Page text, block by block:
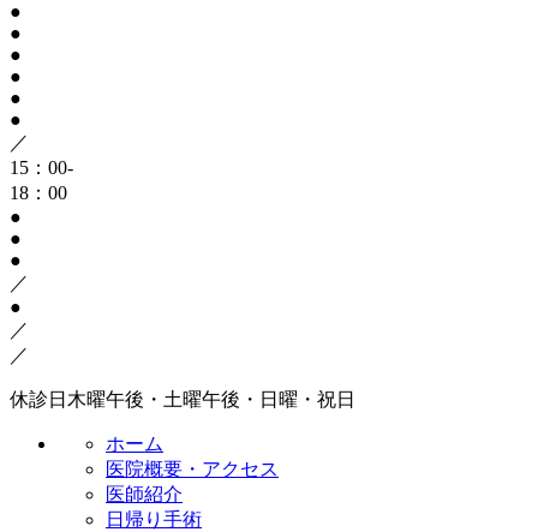
●
●
●
●
●
●
／
15：00-
18：00
●
●
●
／
●
／
／
休診日 木曜午後・土曜午後・日曜・祝日
ホーム
医院概要・アクセス
医師紹介
日帰り手術